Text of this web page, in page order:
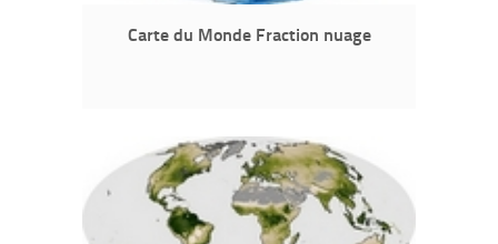
Carte du Monde Fraction nuage